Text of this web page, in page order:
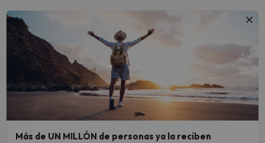
Más de UN MILLÓN de personas ya la reciben